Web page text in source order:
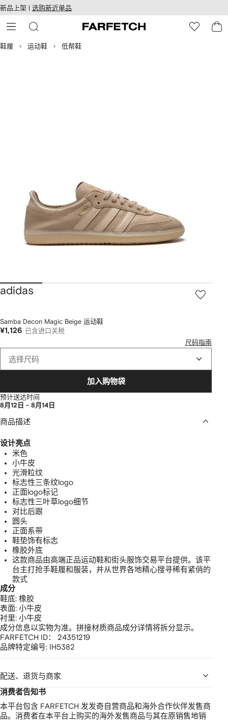
至
内
障碍网络
设
新品上架 | 选购新近单品
鞋履 运动鞋 低帮鞋
adidas
Samba Decon Magic Beige 运动鞋
¥1,126
已含进口关税
尺码指南
选择尺码
加入购物袋
预计送达时间
8月12日 - 8月14日
商品描述
设计亮点
米色
小牛皮
光滑粒纹
标志性三条纹logo
正面logo标记
标志性三叶草logo细节
对比后跟
圆头
正面系带
鞋垫饰有标志
橡胶外底
这款商品由高端正品运动鞋和街头服饰交易平台提供。该平
台主打抢手鞋履和服装，并从世界各地精心搜寻稀有紧俏的
款式
成分
鞋底: 橡胶
表面: 小牛皮
衬里: 小牛皮
成分信息以实物为准。拼接材质商品成分详情将拆分显示。
FARFETCH ID： 24351219
品牌特定编号: IH5382
配送、退货与商家
消费者告知书
本平台包含 FARFETCH 发发奇自营商品和海外合作伙伴发售商
品。消费者在本平台上购买的海外发售商品与其在原销售地销